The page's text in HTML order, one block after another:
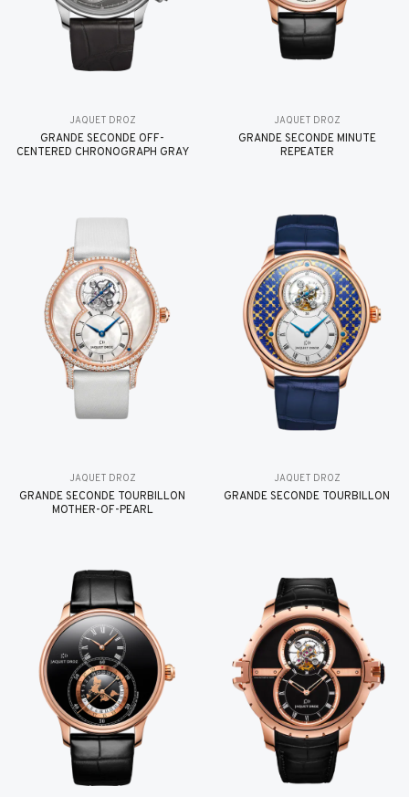
JAQUET DROZ
GRANDE SECONDE OFF-
CENTERED CHRONOGRAPH GRAY
JAQUET DROZ
GRANDE SECONDE MINUTE
REPEATER
JAQUET DROZ
GRANDE SECONDE TOURBILLON
MOTHER-OF-PEARL
JAQUET DROZ
GRANDE SECONDE TOURBILLON